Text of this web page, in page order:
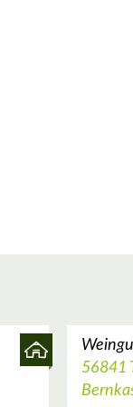
56841